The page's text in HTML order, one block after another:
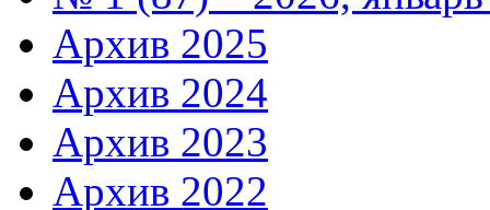
Архив 2025
Архив 2024
Архив 2023
Архив 2022